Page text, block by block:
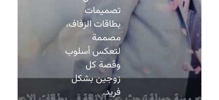
تصميمات
بطاقات الزفاف،
مصممة
لتعكس أسلوب
وقصة كل
زوجين بشكل
فريد.